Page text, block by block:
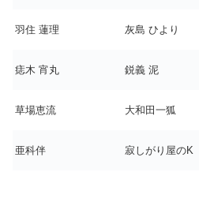
羽住 蓮理 灰島 ひより
痣木 宵丸 鋭義 泥
草場恵流 大和田一狐
亜科伴 寂しがり屋のK